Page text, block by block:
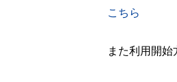
こちら
また利用開始